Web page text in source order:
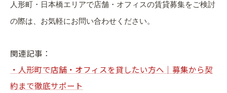
人形町・日本橋エリアで店舗・オフィスの賃貸募集をご検討
の際は、お気軽にお問い合わせください。
関連記事：
・人形町で店舗・オフィスを貸したい方へ｜募集から契
約まで徹底サポート